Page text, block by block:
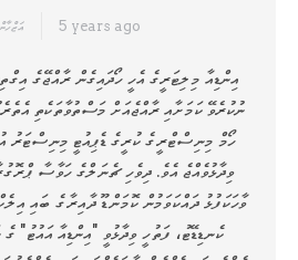
5 years ago
އިންޑިއާ މިލިޓަރީގެ އެހީ ހޯދައިގެން ރާއްޖޭގެ
ނުކުރެވޭ ކަމަށާއި ރާއްޖެއަށް މަސްތުވާތަކެތި
ހޯމް މިނިސްޓްރީގެ ކުރީގެ ޑެޕިއުޓީ މިނިސްޓަރު
ވިދާޅުވެއްޖެ އެވެ. ދިވެހި ޗެނަލްގެ ހަވާސާ
ވާހަކަފުޅު ދައްކަވަމުން ކޮމަންޑޫ ދާއިރާގެ ބައި
ކެނޑިޑޭޓު، ފަތުހީ ވިދާޅުވީ "އިންޑިއާ އައުޓު"